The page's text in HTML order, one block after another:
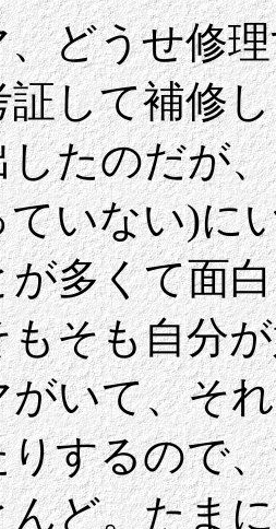
どうせ修
して補修
たのだが
いない)に
多くて面
そも自分
いて、そ
するので
ど。たま